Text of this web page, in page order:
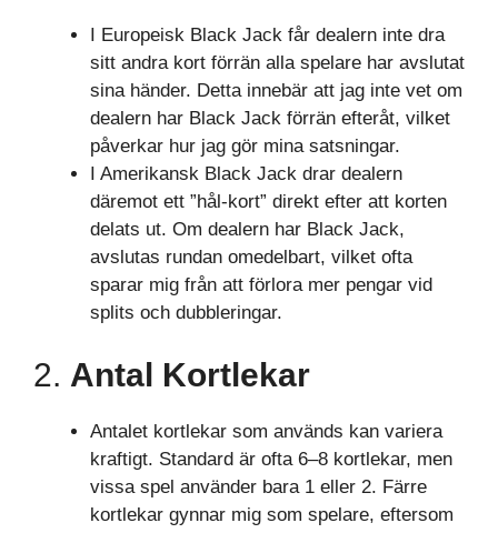
I Europeisk Black Jack får dealern inte dra
sitt andra kort förrän alla spelare har avslutat
sina händer. Detta innebär att jag inte vet om
dealern har Black Jack förrän efteråt, vilket
påverkar hur jag gör mina satsningar.
I Amerikansk Black Jack drar dealern
däremot ett ”hål-kort” direkt efter att korten
delats ut. Om dealern har Black Jack,
avslutas rundan omedelbart, vilket ofta
sparar mig från att förlora mer pengar vid
splits och dubbleringar.
2. Antal Kortlekar
Antalet kortlekar som används kan variera
kraftigt. Standard är ofta 6–8 kortlekar, men
vissa spel använder bara 1 eller 2. Färre
kortlekar gynnar mig som spelare, eftersom